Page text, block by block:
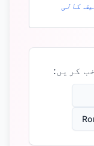
کالی
کریں: